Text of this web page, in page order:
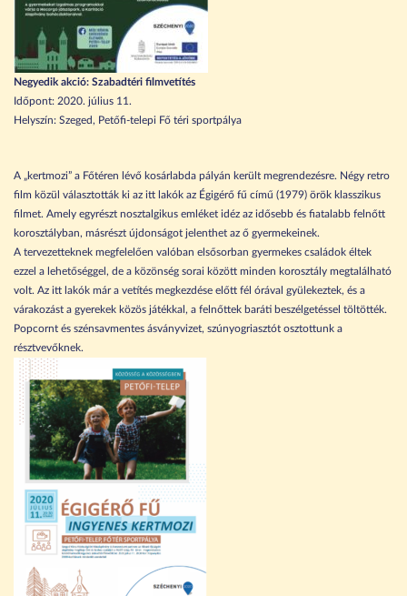
Negyedik akció: Szabadtéri filmvetítés
Időpont: 2020. július 11.
Helyszín: Szeged, Petőfi-telepi Fő téri sportpálya
A „kertmozi” a Főtéren lévő kosárlabda pályán került megrendezésre. Négy retro
film közül választották ki az itt lakók az Égigérő fű című (1979) örök klasszikus
filmet. Amely egyrészt nosztalgikus emléket idéz az idősebb és fiatalabb felnőtt
korosztályban, másrészt újdonságot jelenthet az ő gyermekeinek.
A tervezetteknek megfelelően valóban elsősorban gyermekes családok éltek
ezzel a lehetőséggel, de a közönség sorai között minden korosztály megtalálható
volt. Az itt lakók már a vetítés megkezdése előtt fél órával gyülekeztek, és a
várakozást a gyerekek közös játékkal, a felnőttek baráti beszélgetéssel töltötték.
Popcornt és szénsavmentes ásványvizet, szúnyogriasztót osztottunk a
résztvevőknek.